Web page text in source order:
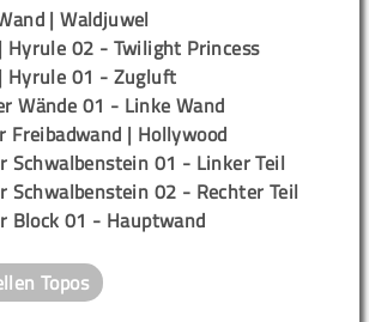
| Waldjuwel
Hyrule 02 - Twilight Princess
Hyrule 01 - Zugluft
Wände 01 - Linke Wand
Freibadwand | Hollywood
Schwalbenstein 01 - Linker Teil
Schwalbenstein 02 - Rechter Teil
Block 01 - Hauptwand
Topos